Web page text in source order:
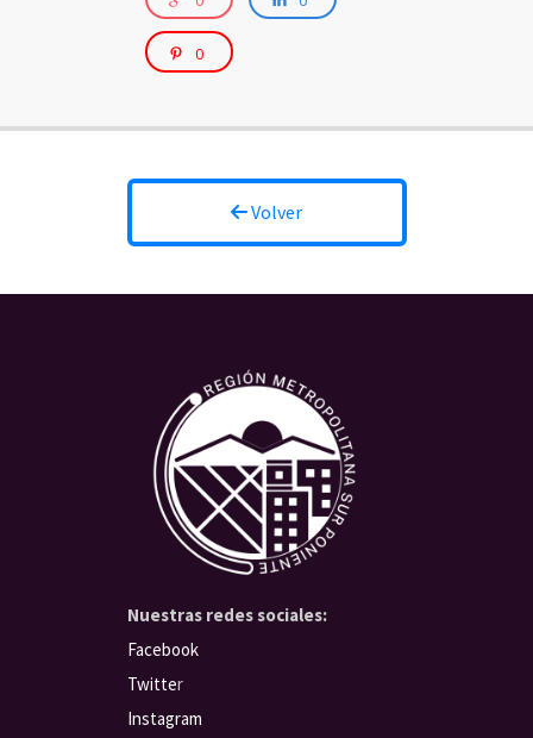
0
Volver
Nuestras redes sociales:
Facebook
Twitter
Instagram